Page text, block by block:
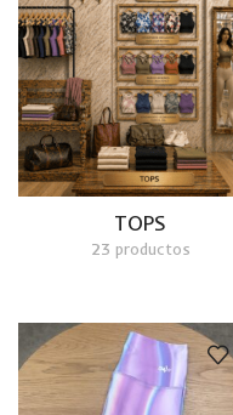
TOPS
23 productos